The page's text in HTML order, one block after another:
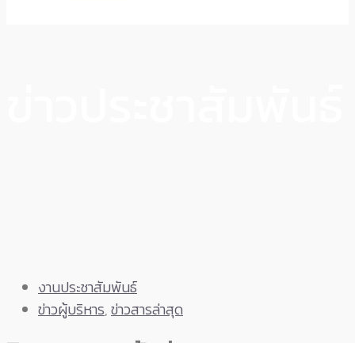
งานประชาสัมพันธ์
ข่าวผู้บริหาร,ข่าวสารล่าสุด